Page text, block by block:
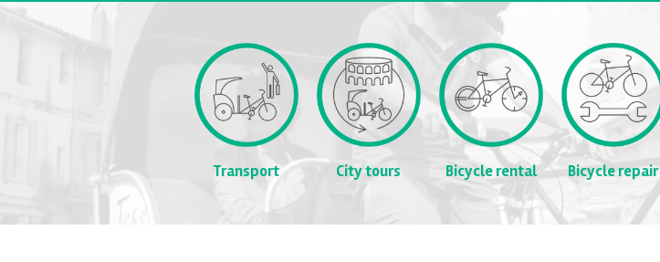
Transport City tours Bicycle rental Bicycle repair